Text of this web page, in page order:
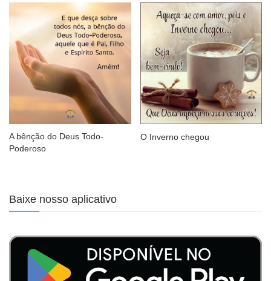
A bênção do Deus Todo-
Poderoso
O Inverno chegou
Baixe nosso aplicativo